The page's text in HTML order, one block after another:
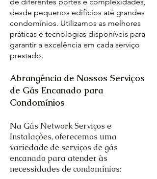
desde pequenos edifícios até grandes
condomínios. Utilizamos as melhores
práticas e tecnologias disponíveis para
garantir a excelência em cada serviço
prestado.
Abrangência de Nossos Serviços
de Gás Encanado para
Condomínios
Na Gás Network Serviços e
Instalações, oferecemos uma
variedade de serviços de gás
encanado para atender às
necessidades de condomínios: